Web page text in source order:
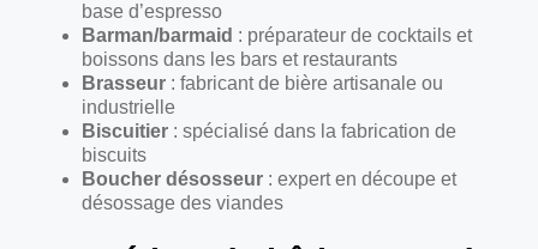
base d’espresso
Barman/barmaid : préparateur de cocktails et
boissons dans les bars et restaurants
Brasseur : fabricant de bière artisanale ou
industrielle
Biscuitier : spécialisé dans la fabrication de
biscuits
Boucher désosseur : expert en découpe et
désossage des viandes